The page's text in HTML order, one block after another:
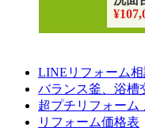
LINEリフォーム相
バランス釜、浴槽
超プチリフォーム
リフォーム価格表